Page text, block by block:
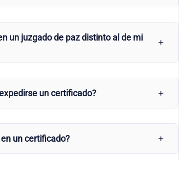
un juzgado de paz distinto al de mi
un certificado?
un certificado?